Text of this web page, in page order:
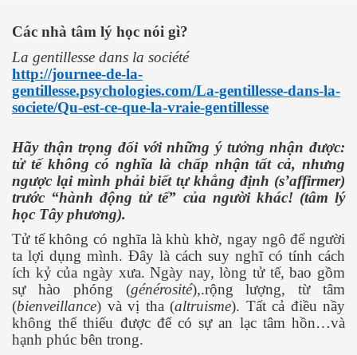
Các nhà tâm lý học nói gì?
La gentillesse dans la société
http://journee-de-la-
gentillesse.psychologies.com/La-gentillesse-dans-la-
societe/Qu-est-ce-que-la-vraie-gentillesse
Hãy thận trọng đối với những ý tưởng nhận được:
tử tế không có nghĩa là chấp nhận tất cả, nhưng
ngược lại mình phải biết tự khẳng định (s’affirmer)
trước “hành động tử tế” của người khác! (tâm lý
học Tây phương).
Tử tế không có nghĩa là khù khờ, ngay ngô để người
ta lợi dụng mình. Đây là cách suy nghĩ có tính cách
ích kỷ của ngày xưa. Ngày nay, lòng tử tế, bao gồm
sự hào phóng (générosité),.rộng lượng, từ tâm
(bienveillance) và vị tha (altruisme). Tất cả điều nầy
không thể thiếu được để có sự an lạc tâm hồn…và
hạnh phúc bên trong.